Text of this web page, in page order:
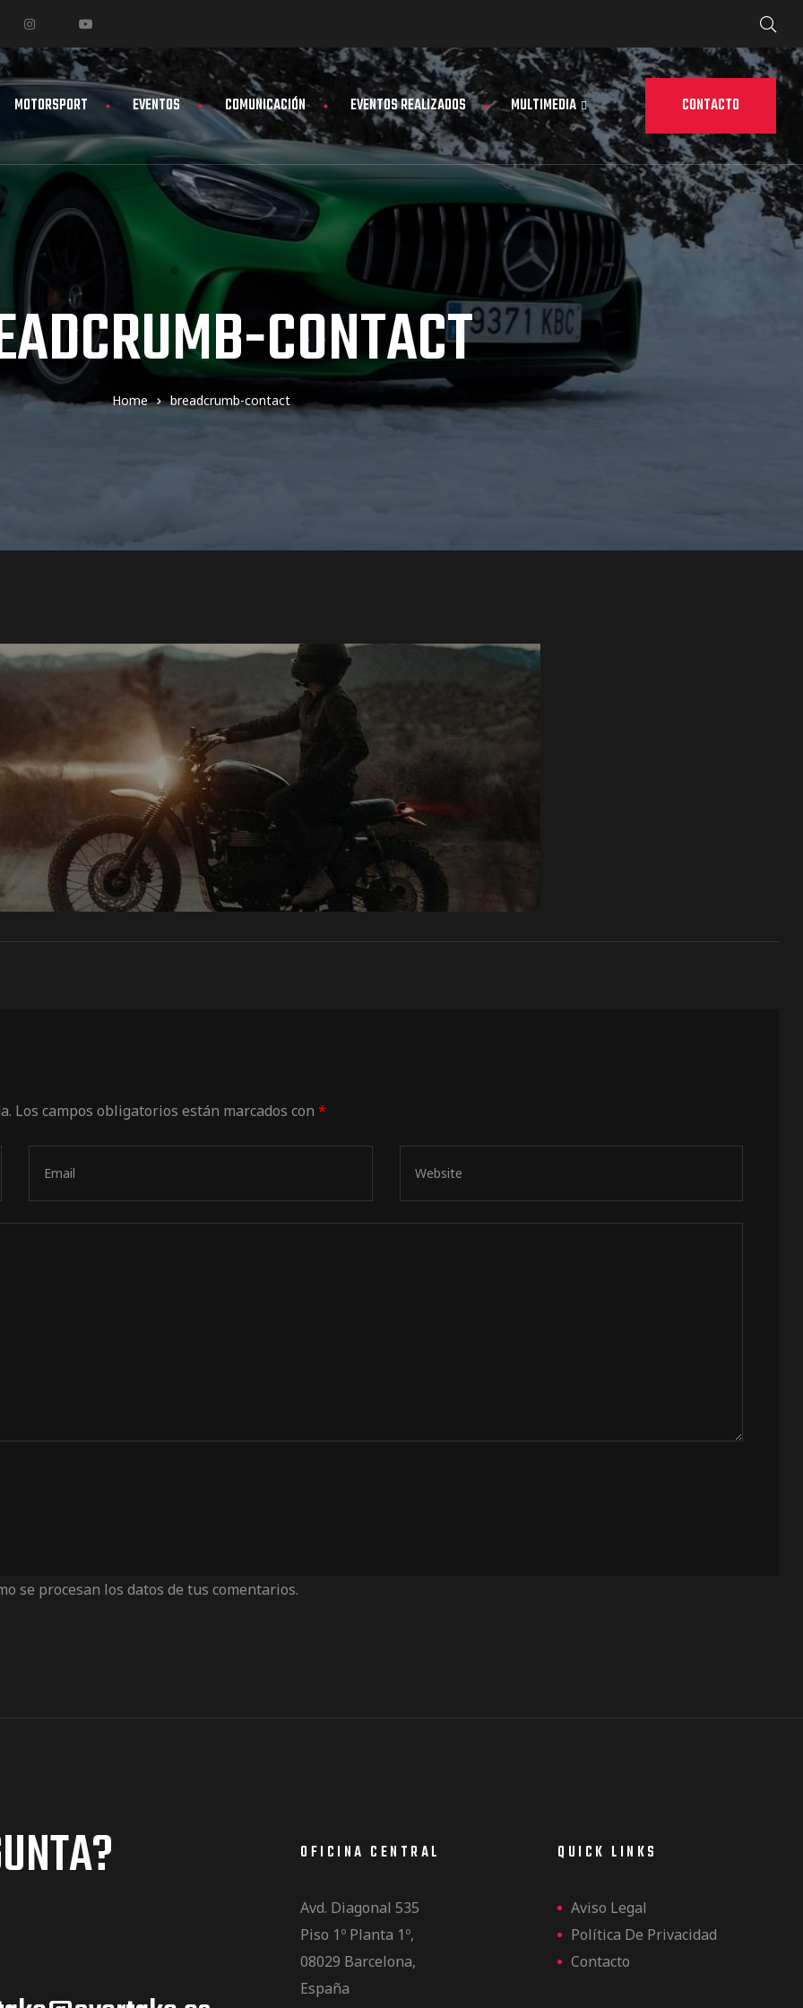
MOTORSPORT EVENTOS COMUNICACIÓN EVENTOS REALIZADOS MULTIMEDIA CONTACTO
CONTACT
Home breadcrumb-contact
Los campos obligatorios están marcados con *
se procesan los datos de tus comentarios.
OFICINA CENTRAL
Avd. Diagonal 535
Piso 1º Planta 1º,
08029 Barcelona,
España
QUICK LINKS
Aviso Legal
Política De Privacidad
Contacto